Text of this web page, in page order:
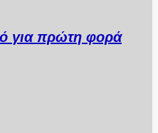
για πρώτη φορά